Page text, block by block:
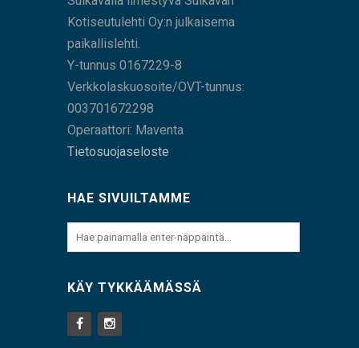
Kotiseutulehti Oy:n julkaisema
paikallislehti.
Y-tunnus 0167229-8
Verkkolaskuosoite/OVT-tunnus:
003701672298
Operaattori: Maventa
Tietosuojaseloste
HAE SIVUILTAMME
KÄY TYKKÄÄMÄSSÄ